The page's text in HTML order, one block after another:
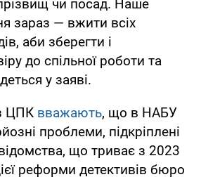
чи посад. Наше
зараз — вжити всіх
аби зберегти і
до спільної роботи та
у заяві.
ЦПК вважають, що в НАБУ
проблеми, підкріплені
що триває з 2023
реформи детективів бюро